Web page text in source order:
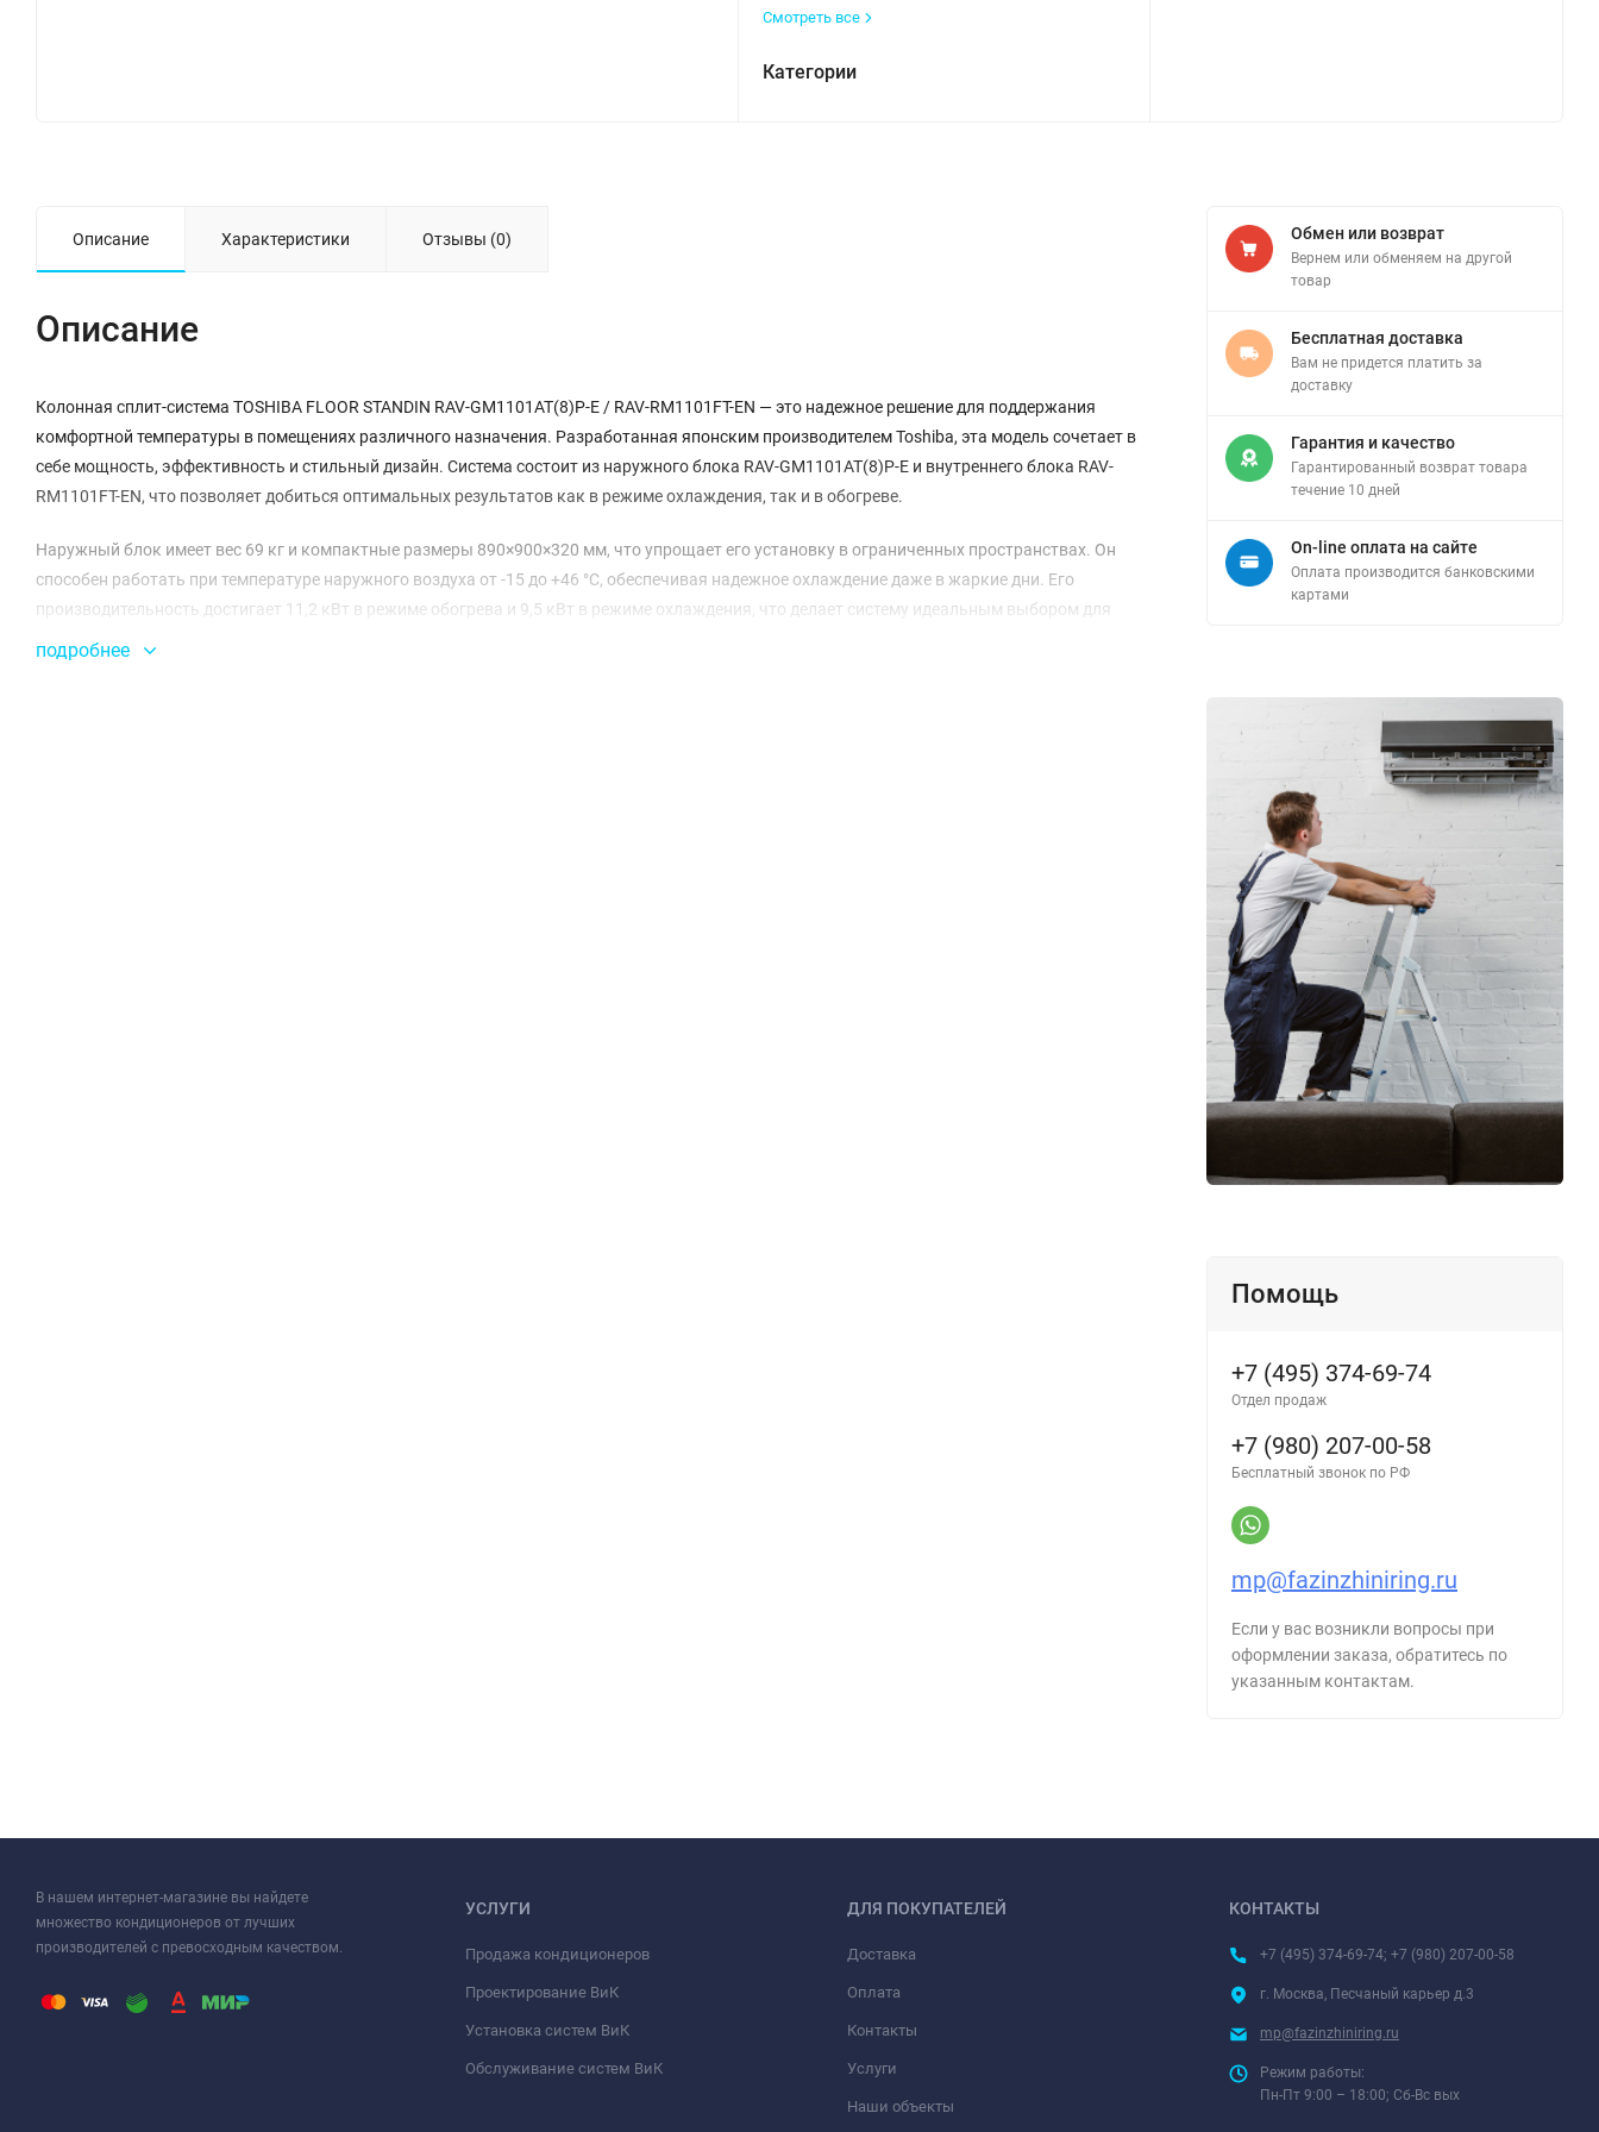
Смотреть все
Категории
Описание Характеристики Отзывы (0)
Описание
Колонная сплит-система TOSHIBA FLOOR STANDIN RAV-GM1101AT(8)P-E / RAV-RM1101FT-EN — это надежное решение для поддержания
комфортной температуры в помещениях различного назначения. Разработанная японским производителем Toshiba, эта модель сочетает в
себе мощность, эффективность и стильный дизайн. Система состоит из наружного блока RAV-GM1101AT(8)P-E и внутреннего блока RAV-
RM1101FT-EN, что позволяет добиться оптимальных результатов как в режиме охлаждения, так и в обогреве.
Наружный блок имеет вес 69 кг и компактные размеры 890×900×320 мм, что упрощает его установку в ограниченных пространствах. Он
способен работать при температуре наружного воздуха от -15 до +46 °C, обеспечивая надежное охлаждение даже в жаркие дни. Его
производительность достигает 11,2 кВт в режиме обогрева и 9,5 кВт в режиме охлаждения, что делает систему идеальным выбором для
больших помещений.
подробнее
Обмен или возврат
Вернем или обменяем на другой
товар
Бесплатная доставка
Вам не придется платить за
доставку
Гарантия и качество
Гарантированный возврат товара
течение 10 дней
On-line оплата на сайте
Оплата производится банковскими
картами
Помощь
+7 (495) 374-69-74
Отдел продаж
+7 (980) 207-00-58
Бесплатный звонок по РФ
mp@fazinzhiniring.ru
Если у вас возникли вопросы при
оформлении заказа, обратитесь по
указанным контактам.
В нашем интернет-магазине вы найдете
множество кондиционеров от лучших
производителей с превосходным качеством.
УСЛУГИ
Продажа кондиционеров
Проектирование ВиК
Установка систем ВиК
Обслуживание систем ВиК
ДЛЯ ПОКУПАТЕЛЕЙ
Доставка
Оплата
Контакты
Услуги
Наши объекты
КОНТАКТЫ
+7 (495) 374-69-74; +7 (980) 207-00-58
г. Москва, Песчаный карьер д.3
mp@fazinzhiniring.ru
Режим работы:
Пн-Пт 9:00 – 18:00; Сб-Вс вых